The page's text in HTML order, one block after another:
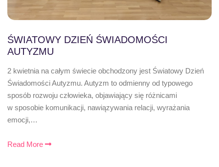
ŚWIATOWY DZIEŃ ŚWIADOMOŚCI
AUTYZMU
2 kwietnia na całym świecie obchodzony jest Światowy Dzień
Świadomości Autyzmu. Autyzm to odmienny od typowego
sposób rozwoju człowieka, objawiający się różnicami
w sposobie komunikacji, nawiązywania relacji, wyrażania
emocji,…
Read More